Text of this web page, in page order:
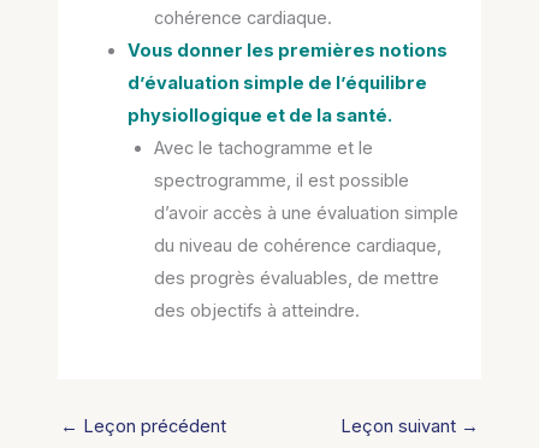
cohérence cardiaque.
Vous donner les premières notions
d’évaluation simple de l’équilibre
physiollogique et de la santé.
Avec le tachogramme et le
spectrogramme, il est possible
d’avoir accès à une évaluation simple
du niveau de cohérence cardiaque,
des progrès évaluables, de mettre
des objectifs à atteindre.
← Leçon précédent Leçon suivant →